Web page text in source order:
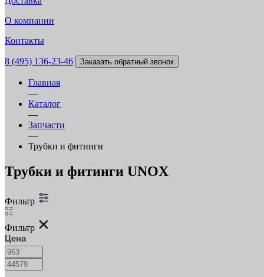
О компании
Контакты
8 (495) 136-23-46 Заказать обратный звонок
Главная
—
Каталог
—
Запчасти
—
Трубки и фитинги
Трубки и фитинги UNOX
Фильтр
Фильтр
Цена